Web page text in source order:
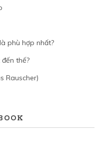
phù hợp nhất?
thế?
Rauscher)